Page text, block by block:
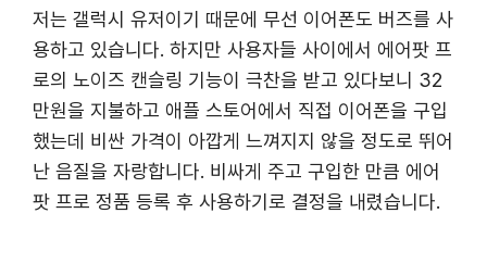
저는 갤럭시 유저이기 때문에 무선 이어폰도 버즈를 사
용하고 있습니다. 하지만 사용자들 사이에서 에어팟 프
로의 노이즈 캔슬링 기능이 극찬을 받고 있다보니 32
만원을 지불하고 애플 스토어에서 직접 이어폰을 구입
했는데 비싼 가격이 아깝게 느껴지지 않을 정도로 뛰어
난 음질을 자랑합니다. 비싸게 주고 구입한 만큼 에어
팟 프로 정품 등록 후 사용하기로 결정을 내렸습니다.